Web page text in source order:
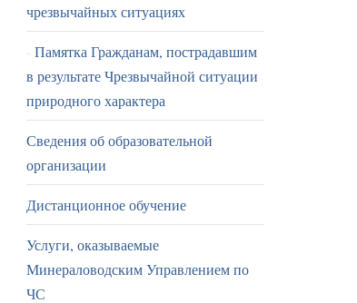
чрезвычайных ситуациях
Памятка Гражданам, пострадавшим
в результате Чрезвычайной ситуации
природного характера
Сведения об образовательной
организации
Дистанционное обучение
Услуги, оказываемые
Минераловодским Управлением по
ЧС